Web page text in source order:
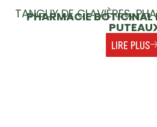
TANGUY DE CLAVIÈRES,
PHARMACIE BOTICINAL
LIRE PLUS